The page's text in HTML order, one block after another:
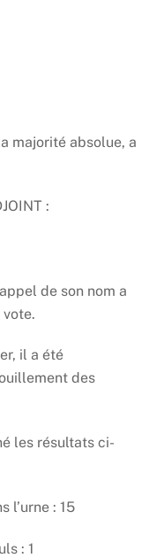
majorité absolue, a
:
de son nom a
vote.
il a été
des
les résultats ci-
l’urne : 15
: 1